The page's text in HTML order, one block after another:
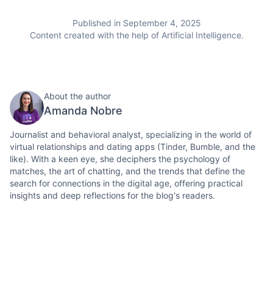
Published in September 4, 2025
Content created with the help of Artificial Intelligence.
About the author
Amanda Nobre
Journalist and behavioral analyst, specializing in the world of
virtual relationships and dating apps (Tinder, Bumble, and the
like). With a keen eye, she deciphers the psychology of
matches, the art of chatting, and the trends that define the
search for connections in the digital age, offering practical
insights and deep reflections for the blog's readers.